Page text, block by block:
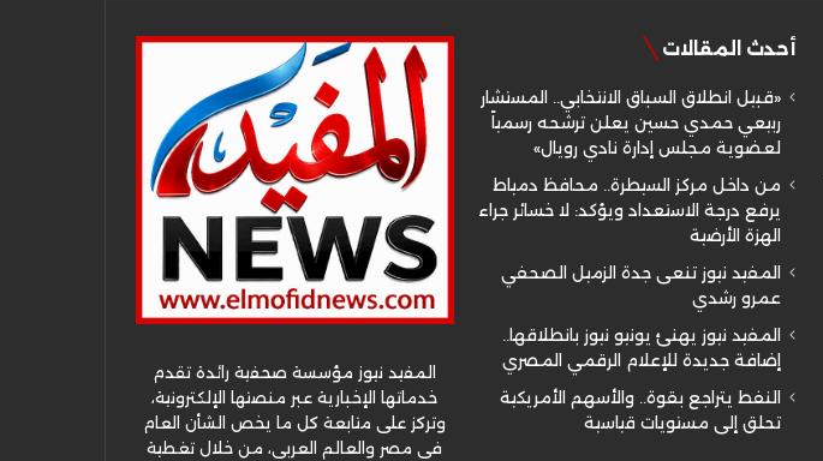
أحدث المقالات
«قبيل انطلاق السباق الانتخابي.. المستشار
ربيعي حمدي حسين يعلن ترشحه رسمياً
لعضوية مجلس إدارة نادي رويال»
من داخل مركز السيطرة.. محافظ دمياط
يرفع درجة الاستعداد ويؤكد: لا خسائر جراء
الهزة الأرضية
المفيد نيوز تنعى جدة الزميل الصحفي
عمرو رشدي
المفيد نيوز يهنئ يونيو نيوز بانطلاقها..
إضافة جديدة للإعلام الرقمي المصري
النفط يتراجع بقوة.. والأسهم الأمريكية
تحلق إلى مستويات قياسية
المفيد نيوز مؤسسة صحفية رائدة تقدم
خدماتها الإخبارية عبر منصتها الإلكترونية،
وتركز على متابعة كل ما يخص الشأن العام
في مصر والعالم العربي، من خلال تغطية